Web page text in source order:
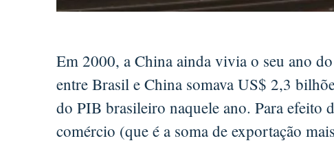
Em 2000, a China ainda vivia o seu ano
entre Brasil e China somava US$ 2,3
do PIB brasileiro naquele ano. Para efeito
comércio (que é a soma de exportação